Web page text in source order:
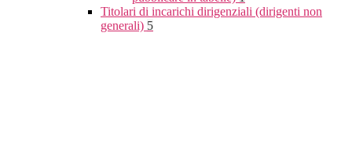
Titolari di incarichi dirigenziali (dirigenti non
generali) 5